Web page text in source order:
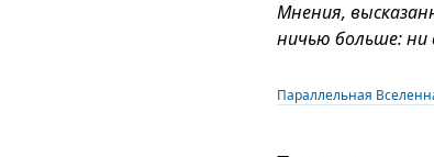
Мнения,
ничью больше: ни
Параллельная